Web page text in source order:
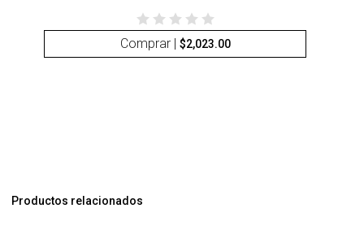
Comprar | $2,023.00
Productos relacionados